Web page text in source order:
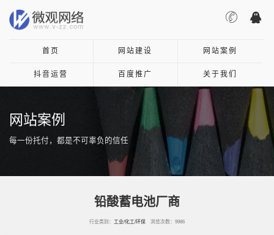
首页 网站建设 网站案例
抖音运营 百度推广 关于我们
网站案例
每一份托付，都是不可辜负的信任
铅酸蓄电池厂商
行业类别： 工业/化工/环保 浏览次数：9986